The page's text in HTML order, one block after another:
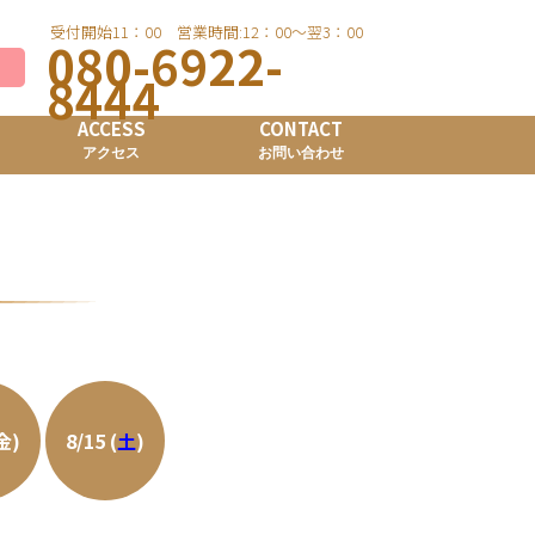
受付開始11：00 営業時間:12：00～翌3：00
080-6922-
8444
ACCESS
アクセス
CONTACT
お問い合わせ
) 8/15 (土)